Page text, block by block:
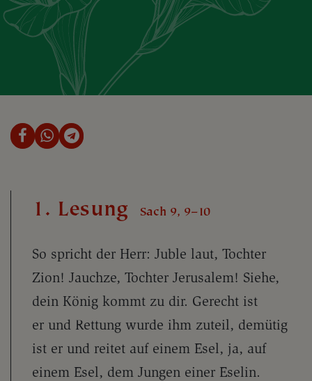
1. Lesung Sach 9, 9–10
So spricht der Herr: Juble laut, Tochter
Zion! Jauchze, Tochter Jerusalem! Siehe,
dein König kommt zu dir. Gerecht ist
er und Rettung wurde ihm zuteil, demütig
ist er und reitet auf einem Esel, ja, auf
einem Esel, dem Jungen einer Eselin.